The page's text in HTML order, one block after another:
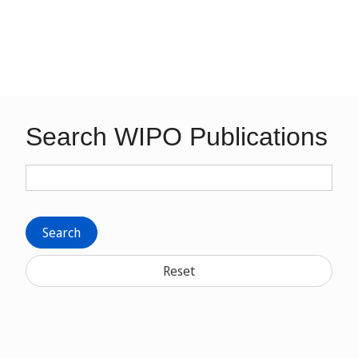
Search WIPO Publications
Search
Reset